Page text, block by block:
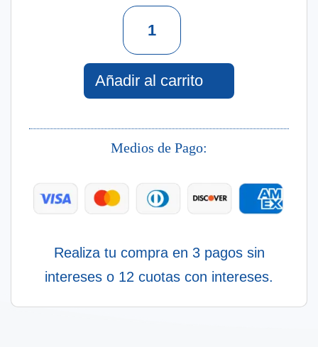
Unique
De
Toilette
For
Ml
cantidad
Añadir al carrito
Medios de Pago:
Realiza tu compra en 3 pagos sin
intereses o 12 cuotas con intereses.